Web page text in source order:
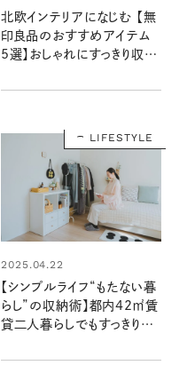
北欧インテリアになじむ 【無
印良品のおすすめアイテム
5選】おしゃれにすっきり収
こちら！
LIFESTYLE
2025.04.22
【シンプルライフ“もたない暮
らし”の収納術】都内42㎡賃
貸二人暮らしでもすっきりさ
問：夕街さやさん宅後編）